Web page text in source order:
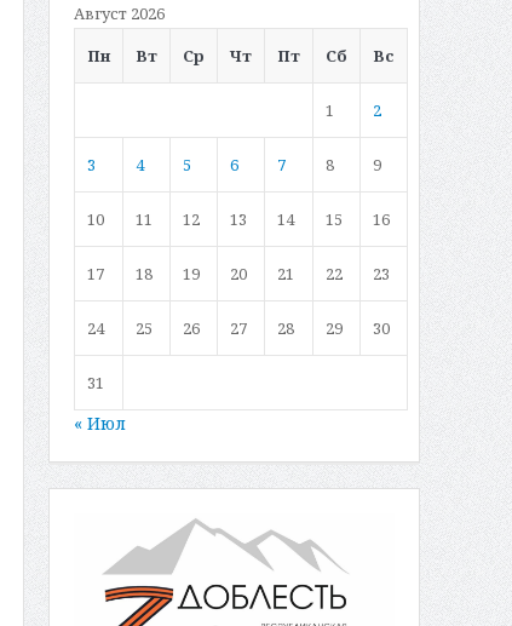
Август 2026
Пн
Вт Ср Чт Пт Сб Вс
1 2
3 4 5 6 7 8 9
10 11 12 13 14 15 16
17 18 19 20 21 22 23
24 25 26 27 28 29 30
31
« Июл